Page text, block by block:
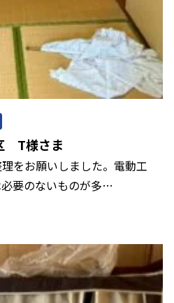
T様さま
をお願いしました。電動工
要のないものが多…